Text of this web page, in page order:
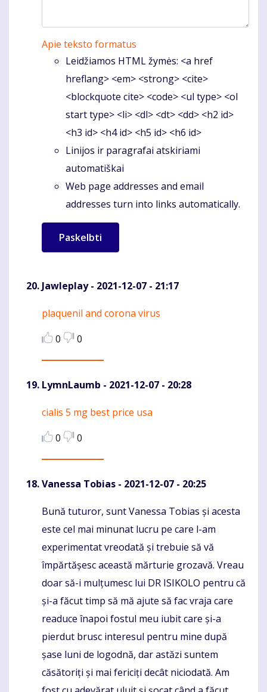
Apie teksto formatus
Leidžiamos HTML žymės: <a href
hreflang> <em> <strong> <cite>
<blockquote cite> <code> <ul type> <ol
start type> <li> <dl> <dt> <dd> <h2 id>
<h3 id> <h4 id> <h5 id> <h6 id>
Linijos ir paragrafai atskiriami
automatiškai
Web page addresses and email
addresses turn into links automatically.
Jawleplay- 2021-12-07 - 21:17
Komentaras
plaquenil and corona virus
0
0
LymnLaumb - 2021-12-07 - 20:28
Komentaras
cialis 5 mg best price usa
0
0
Vanessa Tobias - 2021-12-07 - 20:25
Komentaras
Bună tuturor, sunt Vanessa Tobias și acesta
este cel mai minunat lucru pe care l-am
experimentat vreodată și trebuie să vă
împărtășesc această mărturie grozavă. Vreau
doar să-i mulțumesc lui DR ISIKOLO pentru că
și-a făcut timp să mă ajute să fac vraja care
readuce înapoi fostul meu iubit care și-a
pierdut brusc interesul pentru mine după
șase luni de logodnă, dar astăzi suntem
căsătoriți și mai fericiți decât niciodată. Am